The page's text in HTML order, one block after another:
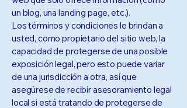
un blog, una landing page, etc.).
Los términos y condiciones le brindan a
usted, como propietario del sitio web, la
capacidad de protegerse de una posible
exposición legal, pero esto puede variar
de una jurisdicción a otra, así que
asegúrese de recibir asesoramiento legal
local si está tratando de protegerse de